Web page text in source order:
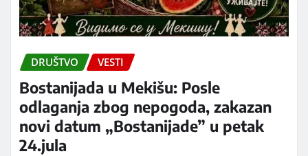
DRUŠTVO VESTI
Bostanijada u Mekišu: Posle
odlaganja zbog nepogoda, zakazan
novi datum „Bostanijade” u petak
24.jula